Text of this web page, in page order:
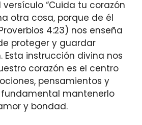
versículo “Cuida tu corazón
otra cosa, porque de él
4:23) nos enseña
proteger y guardar
Esta instrucción divina nos
corazón es el centro
pensamientos y
fundamental mantenerlo
y bondad.